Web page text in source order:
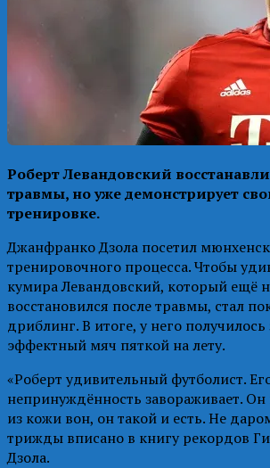
Роберт Левандовский
травмы, но уже демонстрирует
тренировке.
Джанфранко Дзола посетил
тренировочного процесса. Чтобы
кумира Левандовский, который ещё
восстановился после травмы, стал
дриблинг. В итоге, у него получилось
эффектный мяч пяткой на лету.
«Роберт удивительный футболист.
непринуждённость завораживает. Он
из кожи вон, он такой и есть. Не
трижды вписано в книгу рекордов
Дзола.